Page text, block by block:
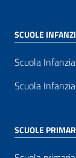
SCUOLE
Scuola
Scuola
SCUOLE